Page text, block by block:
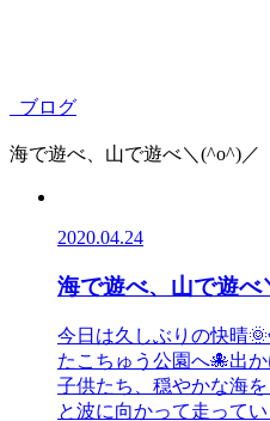
ブログ
海で遊べ、山で遊べ＼(^o^)／
2020.04.24
海で遊べ、山で遊べ
今日は久しぶりの快晴
たこちゅう公園へ🐙出
子供たち、穏やかな海
と波に向かって走って